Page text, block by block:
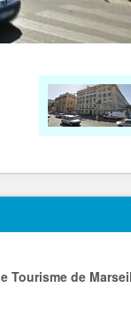
Tourisme de